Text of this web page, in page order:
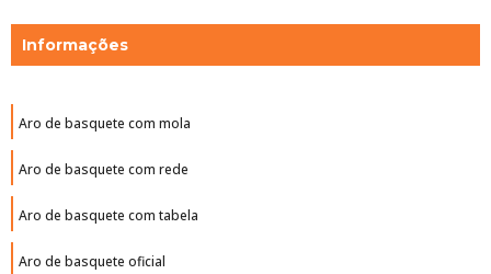
Informações
Aro de basquete com mola
Aro de basquete com rede
Aro de basquete com tabela
Aro de basquete oficial